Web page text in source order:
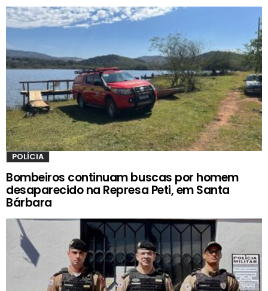
POLÍCIA
Bombeiros continuam buscas por homem
desaparecido na Represa Peti, em Santa
Bárbara